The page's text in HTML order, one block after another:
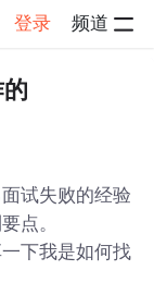
登录 频道
试失败的经验
点。
下我是如何找